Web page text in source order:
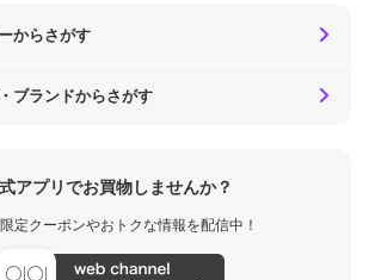
からさがす
ブランドからさがす
アプリでお買物しませんか？
定クーポンやおトクな情報を配信中！